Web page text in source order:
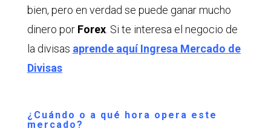
bien, pero en verdad se puede ganar mucho
dinero por Forex. Si te interesa el negocio de
la divisas aprende aquí Ingresa Mercado de
Divisas
¿Cuándo o a qué hora opera este
mercado?